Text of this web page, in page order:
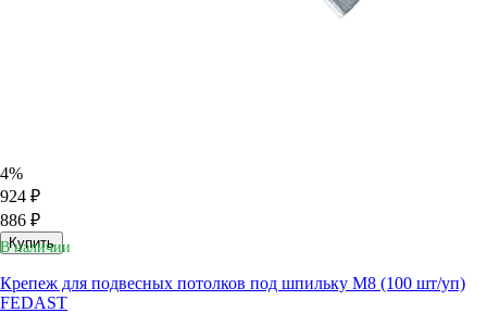
4%
924 ₽
886 ₽
Купить
В наличии
Крепеж для подвесных потолков под шпильку M8 (100 шт/уп)
FEDAST